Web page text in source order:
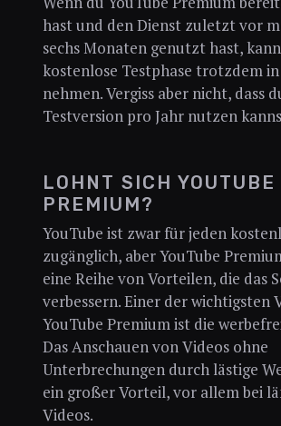
hast und den Dienst zuletzt vor
sechs Monaten genutzt hast,
kostenlose Testphase trotzdem
nehmen. Vergiss aber nicht, dass
Testversion pro Jahr nutzen
LOHNT SICH YOUTUBE
PREMIUM?
YouTube ist zwar für jeden
zugänglich, aber YouTube
eine Reihe von Vorteilen, die das
verbessern. Einer der wichtigsten
YouTube Premium ist die
Das Anschauen von Videos ohne
Unterbrechungen durch lästige
ein großer Vorteil, vor allem bei
Videos.